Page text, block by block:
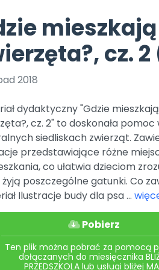
Archiwalne numery
Pomoc
Nowości
Promocje
czerwca 2024 r. uzyskała
r. Nr decyzji:
Online.
Bliżej Pieska
Pomoc zwierzętom
Książka (dla) Przedszkolaka
TikTok
Zobacz nas na TikToku
YouTube
mieszkają
cz. 2
2018
dydaktyczny "Gdzie mieszkają
cz. 2" to doskonała pomoc
siedliskach zwierząt.
przedstawiające różne
co ułatwia dzieciom
żyją poszczególne gatunki. Co
Ilustracje budy dla psa ...
Pobierz
Ten plik można pobrać za pomocą
dołączanych do miesięcznika
PRZEDSZKOLA lub usługi bliżej